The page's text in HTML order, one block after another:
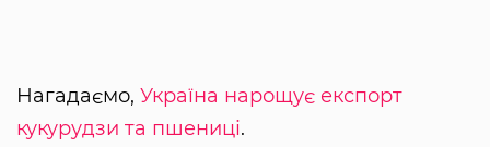
Нагадаємо, Україна нарощує експорт
кукурудзи та пшениці.